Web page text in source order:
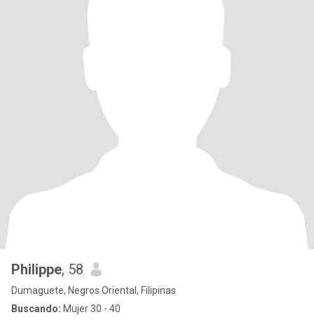
Philippe, 58
Dumaguete, Negros Oriental, Filipinas
Buscando: Mujer 30 - 40